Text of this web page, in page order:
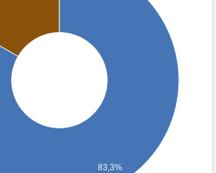
83,3%